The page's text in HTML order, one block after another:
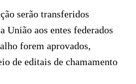
serão transferidos
União aos entes federados
forem aprovados,
de editais de chamamento